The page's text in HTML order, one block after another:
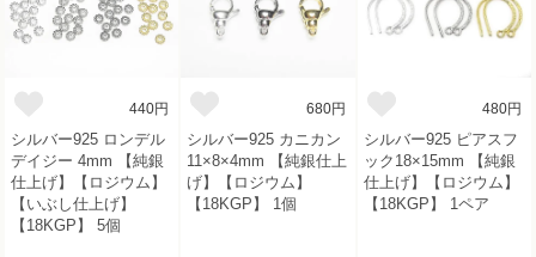
440円
シルバー925 ロンデル
デイジー 4mm 【純銀
仕上げ】【ロジウム】
【いぶし仕上げ】
【18KGP】 5個
680円
シルバー925 カニカン
11×8×4mm 【純銀仕上
げ】【ロジウム】
【18KGP】 1個
480円
シルバー925 ピアスフ
ック18×15mm 【純銀
仕上げ】【ロジウム】
【18KGP】 1ペア